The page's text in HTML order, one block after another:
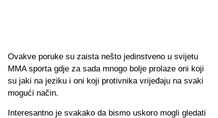
Ovakve poruke su zaista nešto jedinstveno u svijetu
MMA sporta gdje za sada mnogo bolje prolaze oni koji
su jaki na jeziku i oni koji protivnika vrijeđaju na svaki
mogući način.
Interesantno je svakako da bismo uskoro mogli gledati